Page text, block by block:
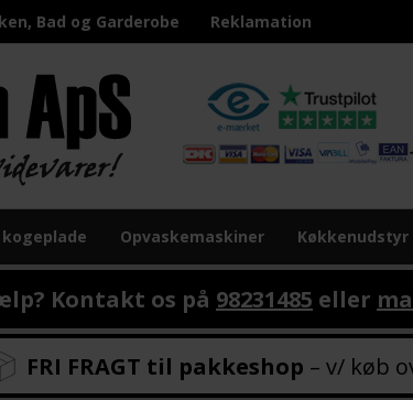
Bad og Garderobe Reklamation
Opvaskemaskiner Køkkenudstyr
Kontakt os på 98231485 eller
FRI FRAGT til pakkeshop – v/ køb